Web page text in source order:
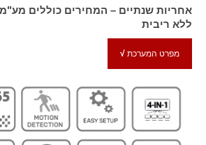
ללא ריבית
מפרט המערכת √